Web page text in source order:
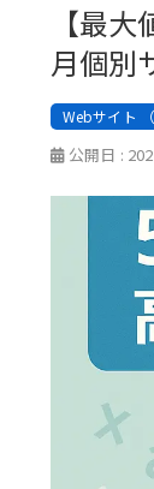
【最
月個別
Webサイト
公開日 :